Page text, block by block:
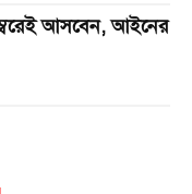
আসবেন, আইনের